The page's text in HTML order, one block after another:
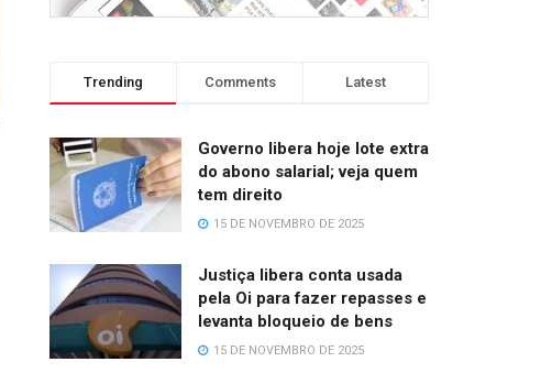
Trending Comments Latest
Governo libera hoje lote extra
do abono salarial; veja quem
tem direito
15 DE NOVEMBRO DE 2025
Justiça libera conta usada
pela Oi para fazer repasses e
levanta bloqueio de bens
15 DE NOVEMBRO DE 2025